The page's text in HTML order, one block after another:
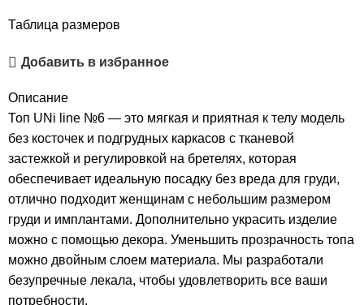
Таблица размеров
Добавить в избранное
Описание
Топ UNi line №6 — это мягкая и приятная к телу модель
без косточек и подгрудных каркасов с тканевой
застежкой и регулировкой на бретелях, которая
обеспечивает идеальную посадку без вреда для груди,
отлично подходит женщинам с небольшим размером
груди и имплантами. Дополнительно украсить изделие
можно с помощью декора. Уменьшить прозрачность топа
можно двойным слоем материала. Мы разработали
безупречные лекала, чтобы удовлетворить все ваши
потребности.